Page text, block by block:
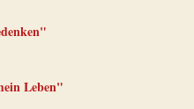
Leben"